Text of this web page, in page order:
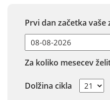
Prvi dan začetka
Za koliko mesecev
Dolžina cikla